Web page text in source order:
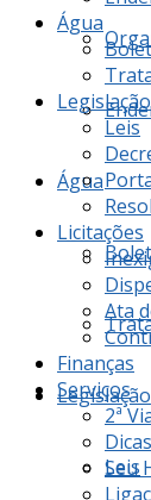
Água
Legislação
Leis
Água
Legislação
Leis
Licitações
Ata
Finanças
Serviços
2ª
Seu